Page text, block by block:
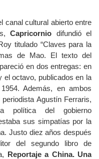
canal cultural abierto entre
Capricornio difundió el
titulado “Claves para la
de Mao. El texto del
en dos entregas: en
el octavo, publicados en la
Además, en ambos
Agustín Ferraris,
política del gobierno
sus simpatías por la
Justo diez años después
del segundo libro de
Reportaje a China. Una